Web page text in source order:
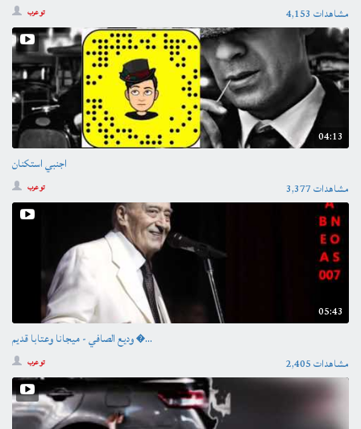
تو عرب 4,153 مشاهدات
04:13
اجنبي استكنان
تو عرب 3,377 مشاهدات
05:43
وديع الصافي - ميجانا وعتابا قديم �...
تو عرب 2,405 مشاهدات